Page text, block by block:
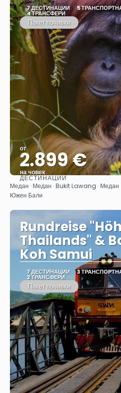
7 ДЕСТИНАЦИИ 5
4 ТРАНСФЕРИ
Пакет почивки
от
2.899 €
на човек
Вижте
ДЕСТИНАЦИИ
Медан · Медан · Bukit Lawang · Медан
Южен Бали
Rundreise
Thailands" &
Koh Samui
7 ДЕСТИНАЦИИ 3
2 ТРАНСФЕРИ
Пакет почивки